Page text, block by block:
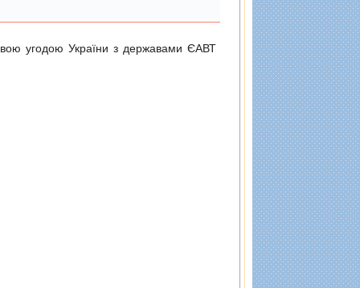
угодою України з державами ЄАВТ